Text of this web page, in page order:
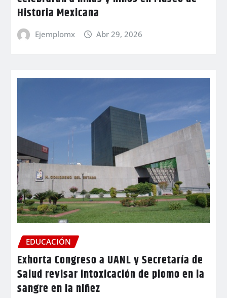
Historia Mexicana
Ejemplomx Abr 29, 2026
EDUCACIÓN
Exhorta Congreso a UANL y Secretaría de
Salud revisar intoxicación de plomo en la
sangre en la niñez